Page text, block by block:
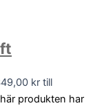
kr till
produkten har